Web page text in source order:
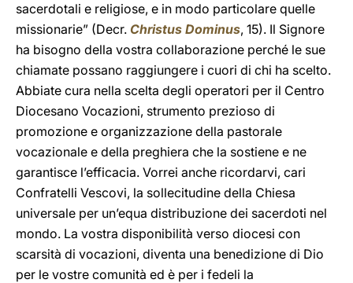
sacerdotali e religiose, e in modo particolare quelle
missionarie” (Decr. Christus Dominus, 15). Il Signore
ha bisogno della vostra collaborazione perché le sue
chiamate possano raggiungere i cuori di chi ha scelto.
Abbiate cura nella scelta degli operatori per il Centro
Diocesano Vocazioni, strumento prezioso di
promozione e organizzazione della pastorale
vocazionale e della preghiera che la sostiene e ne
garantisce l’efficacia. Vorrei anche ricordarvi, cari
Confratelli Vescovi, la sollecitudine della Chiesa
universale per un’equa distribuzione dei sacerdoti nel
mondo. La vostra disponibilità verso diocesi con
scarsità di vocazioni, diventa una benedizione di Dio
per le vostre comunità ed è per i fedeli la